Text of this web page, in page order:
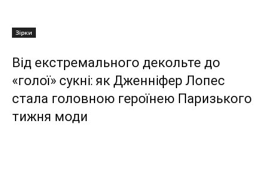
Зірки
Від екстремального декольте до
«голої» сукні: як Дженніфер Лопес
стала головною героїнею Паризького
тижня моди